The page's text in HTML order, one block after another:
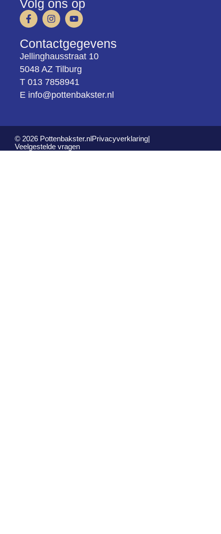
Volg ons op
Contactgegevens
Jellinghausstraat 10
5048 AZ Tilburg
T 013 7858941
E info@pottenbakster.nl
© 2026 Pottenbakster.nlPrivacyverklaring|
Veelgestelde vragen